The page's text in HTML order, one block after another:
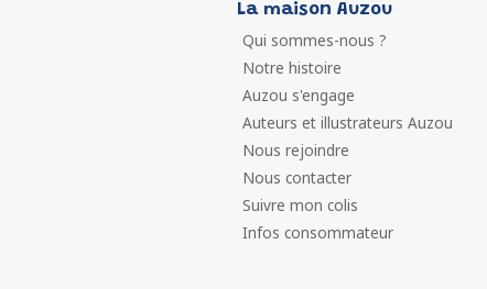
La maison Auzou
Qui sommes-nous ?
Notre histoire
Auzou s'engage
Auteurs et illustrateurs Auzou
Nous rejoindre
Nous contacter
Suivre mon colis
Infos consommateur